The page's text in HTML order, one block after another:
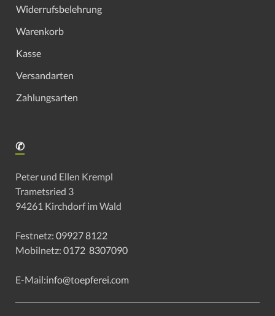
Widerrufsbelehrung
Warenkorb
Kasse
Versandarten
Zahlungsarten
✆
Peter und Ellen Krempl
Trametsried 3
94261 Kirchdorf im Wald
Festnetz: 09927 8122
Mobilnetz: 0172 8307090
E-Mail:info@toepferei.com